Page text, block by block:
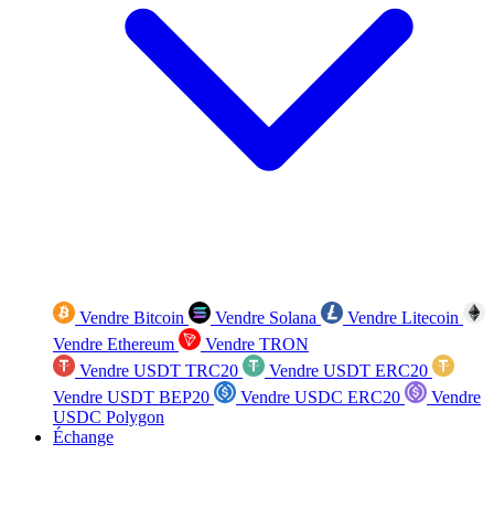
Vendre Bitcoin Vendre Solana
Vendre Litecoin
Vendre Ethereum
Vendre TRON
Vendre USDT TRC20
Vendre USDT ERC20
Vendre USDT BEP20
Vendre USDC ERC20
Vendre
USDC Polygon
Échange